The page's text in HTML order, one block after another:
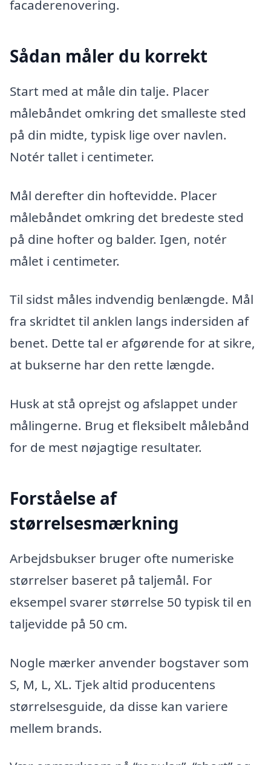
facaderenovering.
Sådan måler du korrekt
Start med at måle din talje. Placer
målebåndet omkring det smalleste sted
på din midte, typisk lige over navlen.
Notér tallet i centimeter.
Mål derefter din hoftevidde. Placer
målebåndet omkring det bredeste sted
på dine hofter og balder. Igen, notér
målet i centimeter.
Til sidst måles indvendig benlængde. Mål
fra skridtet til anklen langs indersiden af
benet. Dette tal er afgørende for at sikre,
at bukserne har den rette længde.
Husk at stå oprejst og afslappet under
målingerne. Brug et fleksibelt målebånd
for de mest nøjagtige resultater.
Forståelse af
størrelsesmærkning
Arbejdsbukser bruger ofte numeriske
størrelser baseret på taljemål. For
eksempel svarer størrelse 50 typisk til en
taljevidde på 50 cm.
Nogle mærker anvender bogstaver som
S, M, L, XL. Tjek altid producentens
størrelsesguide, da disse kan variere
mellem brands.